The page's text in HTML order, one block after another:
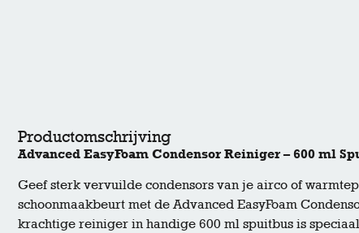
Productomschrijving
Advanced EasyFoam Condensor Reiniger – 600 ml
Geef sterk vervuilde condensors van je airco of
schoonmaakbeurt met de Advanced EasyFoam
krachtige reiniger in handige 600 ml spuitbus is